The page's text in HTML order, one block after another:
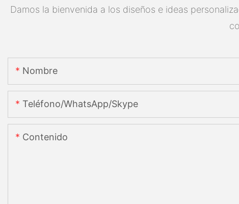
Damos la bienvenida a los diseños e ideas
Nombre
Teléfono/WhatsApp/Skype
Contenido